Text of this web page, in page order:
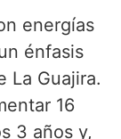
energías
énfasis
La Guajira.
16
3 años y,